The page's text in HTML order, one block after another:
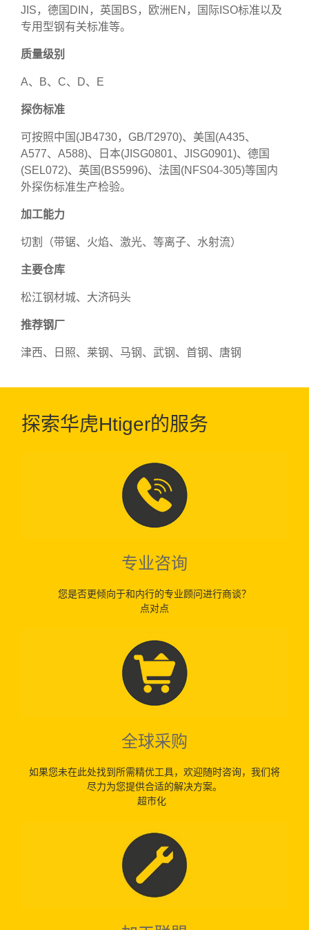
JIS，德国DIN，英国BS，欧洲EN，国际ISO标准以及
专用型钢有关标准等。
质量级别
A、B、C、D、E
探伤标准
可按照中国(JB4730，GB/T2970)、美国(A435、
A577、A588)、日本(JISG0801、JISG0901)、德国
(SEL072)、英国(BS5996)、法国(NFS04-305)等国内
外探伤标准生产检验。
加工能力
切割（带锯、火焰、激光、等离子、水射流）
主要仓库
松江钢材城、大济码头
推荐钢厂
津西、日照、莱钢、马钢、武钢、首钢、唐钢
探索华虎Htiger的服务
专业咨询
您是否更倾向于和内行的专业顾问进行商谈？
点对点
全球采购
如果您未在此处找到所需精优工具，欢迎随时咨询，我们将
尽力为您提供合适的解决方案。
超市化